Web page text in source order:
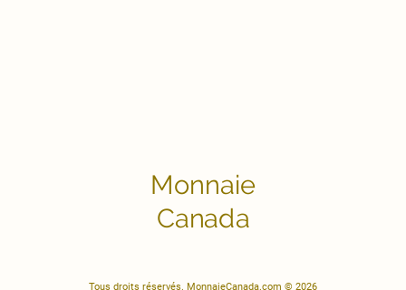
Monnaie
Canada
Tous droits réservés. MonnaieCanada.com © 2026